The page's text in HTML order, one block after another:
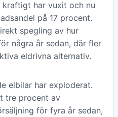
kraftigt har vuxit och nu
på 17 procent.
spegling av hur
några år sedan, där fler
eldrivna alternativ.
elbilar har exploderat.
tre procent av
för fyra år sedan,